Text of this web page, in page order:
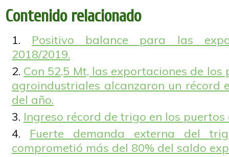
Contenido relacionado
Positivo balance para las
2018/2019.
Con 52,5 Mt, las exportaciones de
agroindustriales alcanzaron un récord
del año.
Ingreso récord de trigo en los puertos
Fuerte demanda externa del
comprometió más del 80% del saldo